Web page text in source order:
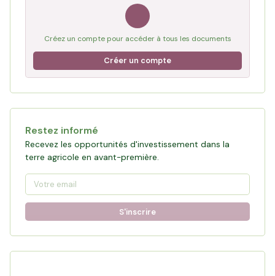
Créez un compte pour accéder à tous les documents
Créer un compte
Restez informé
Recevez les opportunités d'investissement dans la
terre agricole en avant-première.
S'inscrire